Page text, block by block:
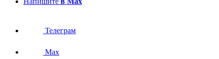
Телеграм
Max